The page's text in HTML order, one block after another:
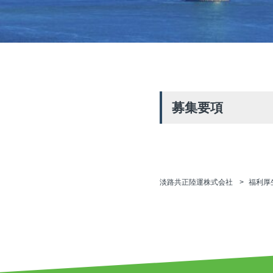
募集要項
淡路共正陸運株式会社 福利厚